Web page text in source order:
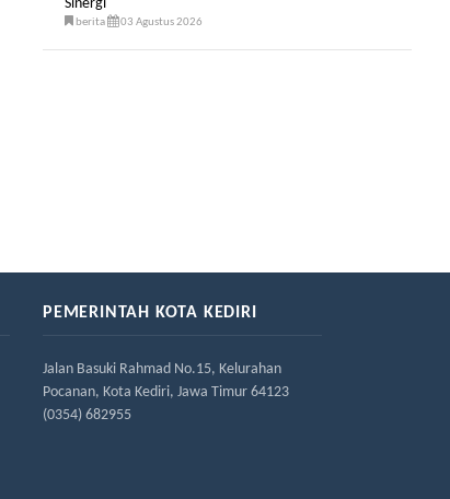
Sinergi
berita 03 Agustus 2026
PEMERINTAH KOTA KEDIRI
Jalan Basuki Rahmad No.15, Kelurahan
Pocanan, Kota Kediri, Jawa Timur 64123
(0354) 682955